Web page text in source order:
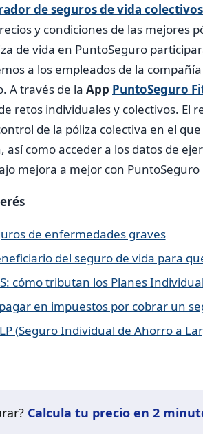
de seguros de vida
y condiciones de las mejores
de vida en PuntoSeguro
a los empleados de la
A través de la App PuntoSeguro
retos individuales y colectivos. El
de la póliza colectiva en el
como acceder a los datos de
mejora a mejor con PuntoSeguro
de enfermedades graves
del seguro de vida para
cómo tributan los Planes
en impuestos por cobrar un
(Seguro Individual de Ahorro a
Calcula tu precio en 2